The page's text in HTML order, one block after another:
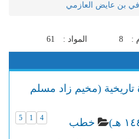
بن عايض العازمي
:
8 المواد : 61
(مخيم زاد مسلم
5 1 خطب 4